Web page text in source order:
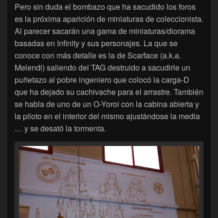
Pero sin duda el bombazo que ha sacudido los foros
es la próxima aparición de miniaturas de coleccionista.
Al parecer sacarán una gama de miniaturas/diorama
basadas en Infinity y sus personajes. La que se
conoce con más detalle es la de Scarface (a.k.a.
Melendi) saliendo del TAG destruido a sacudirle un
puñetazo al pobre ingeniero que colocó la carga-D
que ha dejado su cachivache para el arrastre. También
se habla de uno de un O-Yoroi con la cabina abierta y
la piloto en el interior del mismo ajustándose la media
… y se desató la tormenta.